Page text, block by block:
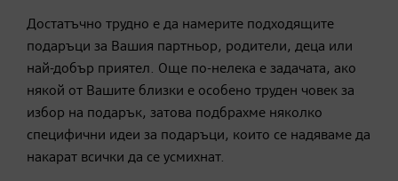
Достатъчно трудно е да намерите подходящите
подаръци за Вашия партньор, родители, деца или
най-добър приятел. Още по-нелека е задачата, ако
някой от Вашите близки е особено труден човек за
избор на подарък, затова подбрахме няколко
специфични идеи за подаръци, които се надяваме да
накарат всички да се усмихнат.